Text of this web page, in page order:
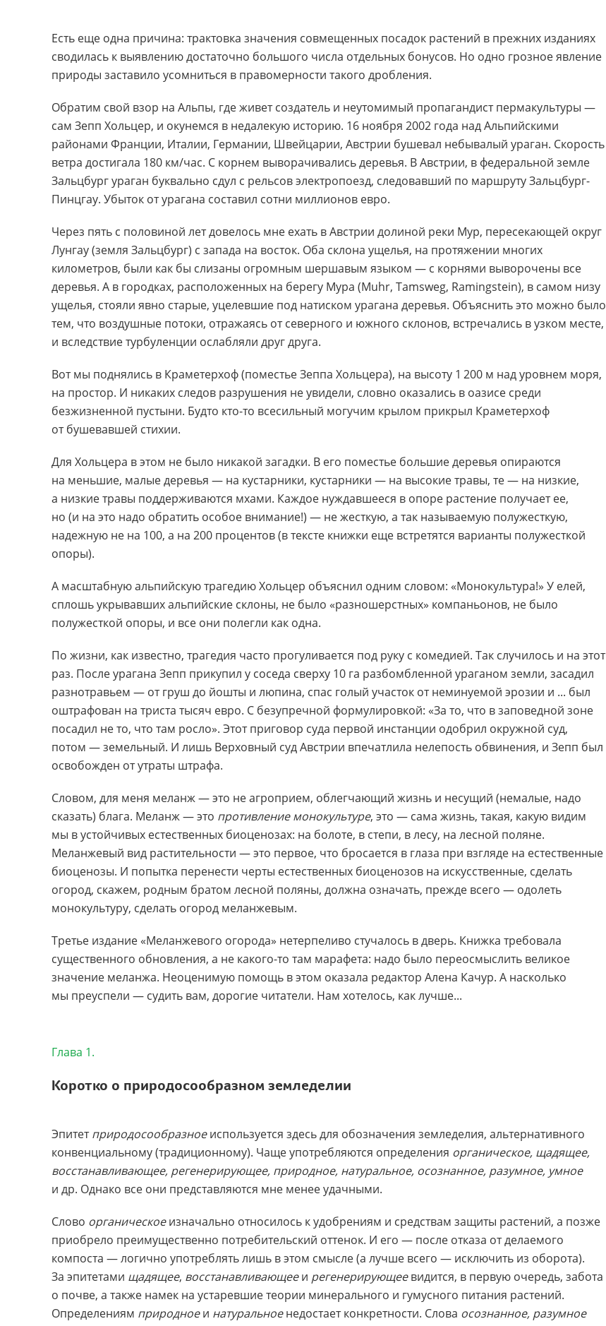
Есть еще одна причина: трактовка значения совмещенных посадок растений в прежних изданиях
сводилась к выявлению достаточно большого числа отдельных бонусов. Но одно грозное явление
природы заставило усомниться в правомерности такого дробления.
Обратим свой взор на Альпы, где живет создатель и неутомимый пропагандист пермакультуры —
сам Зепп Хольцер, и окунемся в недалекую историю. 16 ноября 2002 года над Альпийскими
районами Франции, Италии, Германии, Швейцарии, Австрии бушевал небывалый ураган. Скорость
ветра достигала 180 км/час. С корнем выворачивались деревья. В Австрии, в федеральной земле
Зальцбург ураган буквально сдул с рельсов электропоезд, следовавший по маршруту Зальцбург-
Пинцгау. Убыток от урагана составил сотни миллионов евро.
Через пять с половиной лет довелось мне ехать в Австрии долиной реки Мур, пересекающей округ
Лунгау (земля Зальцбург) с запада на восток. Оба склона ущелья, на протяжении многих
километров, были как бы слизаны огромным шершавым языком — с корнями выворочены все
деревья. А в городках, расположенных на берегу Мура (Muhr, Tamsweg, Ramingstein), в самом низу
ущелья, стояли явно старые, уцелевшие под натиском урагана деревья. Объяснить это можно было
тем, что воздушные потоки, отражаясь от северного и южного склонов, встречались в узком месте,
и вследствие турбуленции ослабляли друг друга.
Вот мы поднялись в Краметерхоф (поместье Зеппа Хольцера), на высоту 1 200 м над уровнем моря,
на простор. И никаких следов разрушения не увидели, словно оказались в оазисе среди
безжизненной пустыни. Будто кто-то всесильный могучим крылом прикрыл Краметерхоф
от бушевавшей стихии.
Для Хольцера в этом не было никакой загадки. В его поместье большие деревья опираются
на меньшие, малые деревья — на кустарники, кустарники — на высокие травы, те — на низкие,
а низкие травы поддерживаются мхами. Каждое нуждавшееся в опоре растение получает ее,
но (и на это надо обратить особое внимание!) — не жесткую, а так называемую полужесткую,
надежную не на 100, а на 200 процентов (в тексте книжки еще встретятся варианты полужесткой
опоры).
А масштабную альпийскую трагедию Хольцер объяснил одним словом: «Монокультура!» У елей,
сплошь укрывавших альпийские склоны, не было «разношерстных» компаньонов, не было
полужесткой опоры, и все они полегли как одна.
По жизни, как известно, трагедия часто прогуливается под руку с комедией. Так случилось и на этот
раз. После урагана Зепп прикупил у соседа сверху 10 га разбомбленной ураганом земли, засадил
разнотравьем — от груш до йошты и люпина, спас голый участок от неминуемой эрозии и ... был
оштрафован на триста тысяч евро. С безупречной формулировкой: «За то, что в заповедной зоне
посадил не то, что там росло». Этот приговор суда первой инстанции одобрил окружной суд,
потом — земельный. И лишь Верховный суд Австрии впечатлила нелепость обвинения, и Зепп был
освобожден от утраты штрафа.
Словом, для меня меланж — это не агроприем, облегчающий жизнь и несущий (немалые, надо
сказать) блага. Меланж — это противление монокультуре, это — сама жизнь, такая, какую видим
мы в устойчивых естественных биоценозах: на болоте, в степи, в лесу, на лесной поляне.
Меланжевый вид растительности — это первое, что бросается в глаза при взгляде на естественные
биоценозы. И попытка перенести черты естественных биоценозов на искусственные, сделать
огород, скажем, родным братом лесной поляны, должна означать, прежде всего — одолеть
монокультуру, сделать огород меланжевым.
Третье издание «Меланжевого огорода» нетерпеливо стучалось в дверь. Книжка требовала
существенного обновления, а не какого-то там марафета: надо было переосмыслить великое
значение меланжа. Неоценимую помощь в этом оказала редактор Алена Качур. А насколько
мы преуспели — судить вам, дорогие читатели. Нам хотелось, как лучше...
Глава 1.
Коротко о природосообразном земледелии
Эпитетприродосообразноеиспользуется здесь для обозначения земледелия, альтернативного
конвенциальному (традиционному). Чаще употребляются определения органическое, щадящее,
восстанавливающее, регенерирующее, природное, натуральное, осознанное, разумное, умное
и др. Однако все они представляются мне менее удачными.
Слово органическоеизначально относилось к удобрениям и средствам защиты растений, а позже
приобрело преимущественно потребительский оттенок. И его — после отказа от делаемого
компоста — логично употреблять лишь в этом смысле (а лучше всего — исключить из оборота).
За эпитетами щадящее, восстанавливающееи регенерирующеевидится, в первую очередь, забота
о почве, а также намек на устаревшие теории минерального и гумусного питания растений.
Определениям природноеи натуральноенедостает конкретности. Слова осознанное, разумное